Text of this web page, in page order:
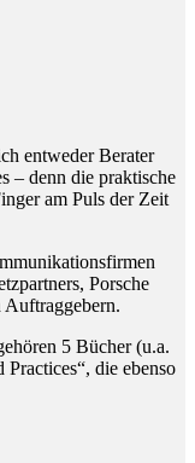
entweder Berater
– denn die praktische
am Puls der Zeit
Porsche
Auftraggebern.
5 Bücher (u.a.
die ebenso